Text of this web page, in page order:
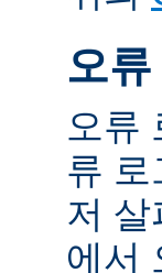
오
오류
류
저
에서